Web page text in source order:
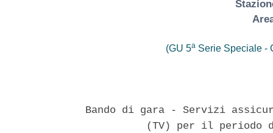
(GU 5a Serie Speciale -
Bando di gara - Servizi
(TV) per il periodo